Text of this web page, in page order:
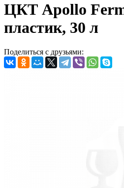
ЦКТ Apollo
пластик, 30 л
Поделиться с друзьями: